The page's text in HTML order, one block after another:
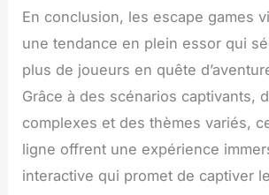
En conclusion, les escape games
une tendance en plein essor qui
plus de joueurs en quête
Grâce à des scénarios captivants,
complexes et des thèmes variés,
ligne offrent une expérience
interactive qui promet de captiver